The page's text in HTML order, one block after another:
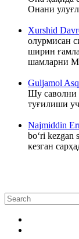
Онани
Xurshid
олурмисан
ширин
шамларни
Guljamol
Шу саволни
туғилиши
Najmiddin
bo‘ri kezgan
кезган